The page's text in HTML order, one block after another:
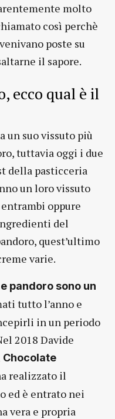
molto
così perchè
poste su
il sapore.
ecco qual è il
un suo vissuto più
tuttavia oggi i due
della pasticceria
un loro vissuto
oppure
del
quest’ultimo
varie.
pandoro sono un
tutto l’anno e
in un periodo
2018 Davide
Chocolate
realizzato il
ed è entrato nei
vera e propria